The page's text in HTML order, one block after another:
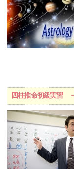
四柱推命初級実習